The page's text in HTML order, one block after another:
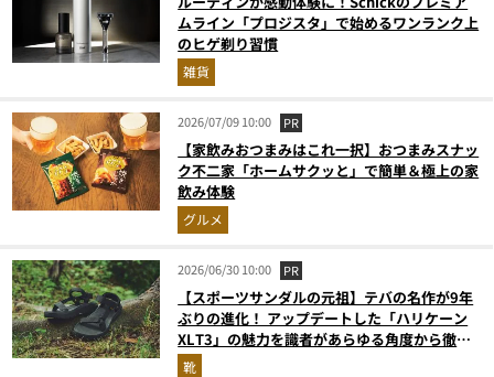
ムライン「プロジスタ」で始めるワンランク上
のヒゲ剃り習慣
雑貨
2026/07/09 10:00 PR
【家飲みおつまみはこれ一択】おつまみスナッ
ク不二家「ホームサクッと」で簡単＆極上の家
飲み体験
グルメ
2026/06/30 10:00 PR
【スポーツサンダルの元祖】テバの名作が9年
ぶりの進化！ アップデートした「ハリケーン
XLT3」の魅力を識者があらゆる角度から徹底
解説！
靴